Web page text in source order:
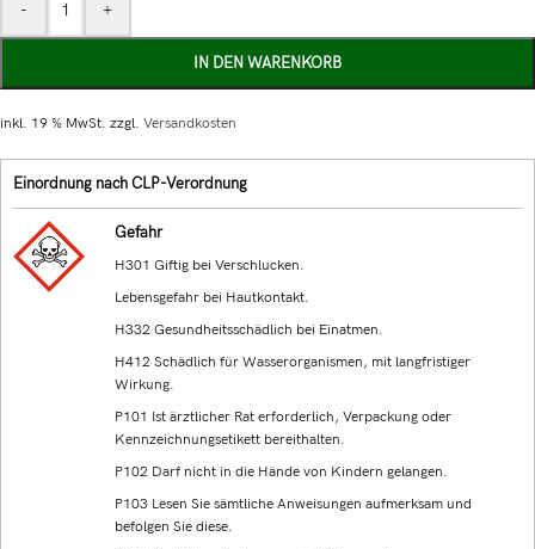
- +
IN DEN WARENKORB
inkl. 19 % MwSt. zzgl. Versandkosten
Einordnung nach CLP-Verordnung
Gefahr
H301 Giftig bei Verschlucken.
Lebensgefahr bei Hautkontakt.
H332 Gesundheitsschädlich bei Einatmen.
H412 Schädlich für Wasserorganismen, mit langfristiger
Wirkung.
P101 Ist ärztlicher Rat erforderlich, Verpackung oder
Kennzeichnungsetikett bereithalten.
P102 Darf nicht in die Hände von Kindern gelangen.
P103 Lesen Sie sämtliche Anweisungen aufmerksam und
befolgen Sie diese.